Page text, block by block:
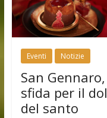
Eventi Notizie
San Gennaro,
sfida per il
del santo